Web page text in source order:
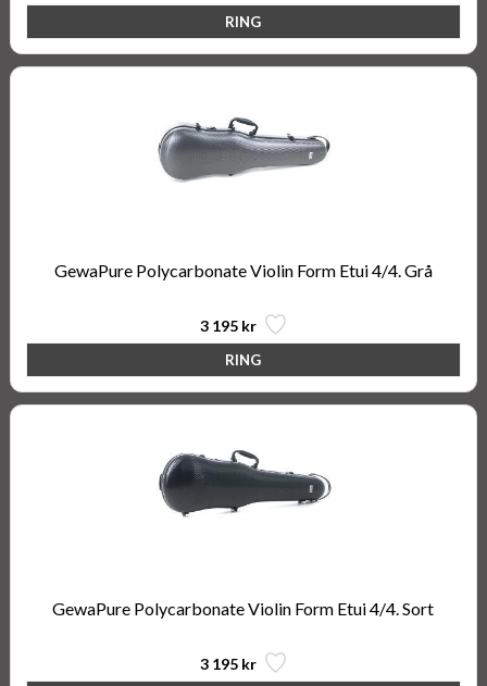
GewaPure Polycarbonate Violin Form Etui 4/4. Grå
3 195 kr
GewaPure Polycarbonate Violin Form Etui 4/4. Sort
3 195 kr